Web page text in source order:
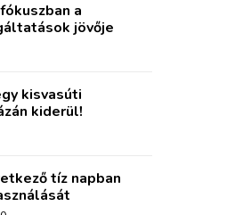
a
jövője
kisvasúti
kiderül!
tíz napban